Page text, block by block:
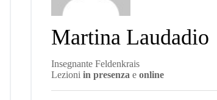
Martina Laudadio
Insegnante Feldenkrais
Lezioniin presenza eonline